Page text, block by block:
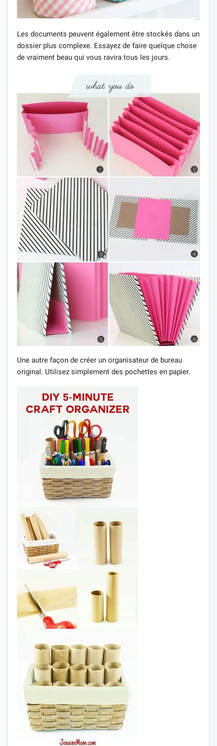
Les documents peuvent également être stockés dans un
dossier plus complexe. Essayez de faire quelque chose
de vraiment beau qui vous ravira tous les jours.
Une autre façon de créer un organisateur de bureau
original. Utilisez simplement des pochettes en papier.